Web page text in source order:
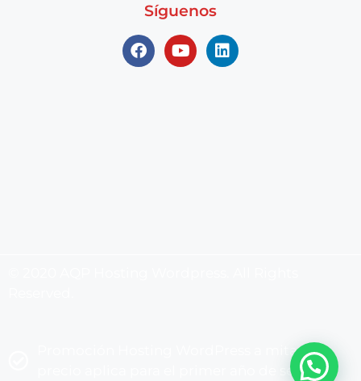
Síguenos
Promoción Hosting WordPress a mitad de
precio aplica para el primer año de servicio.